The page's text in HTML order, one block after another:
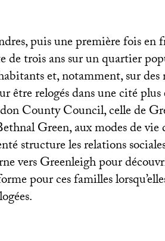
puis une première fois en
de trois ans sur un quartier
et, notamment, sur
être relogés dans une cité
County Council, celle de
Green, aux modes de
structure les relations
vers Greenleigh pour
pour ces familles